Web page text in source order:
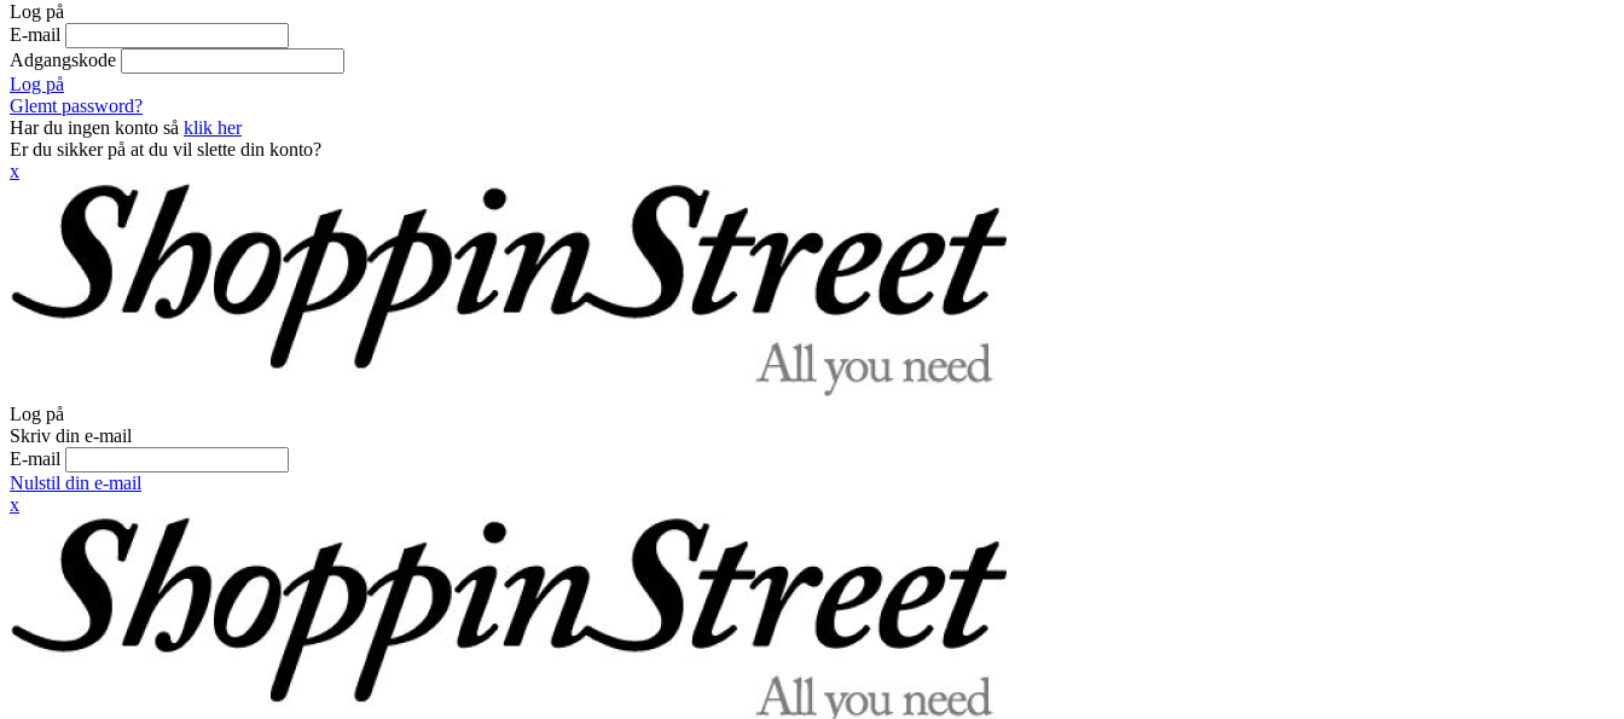
Log på
E-mail
Adgangskode
Log på
Glemt password?
Har du ingen konto så klik her
Er du sikker på at du vil slette din konto?
x
Log på
Skriv din e-mail
E-mail
Nulstil din e-mail
x